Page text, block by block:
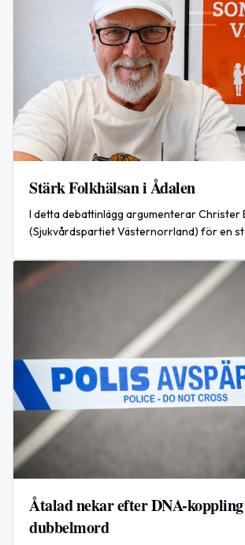
Stärk Folkhälsan i Ådalen
I detta debattinlägg argumenterar Christer
(Sjukvårdspartiet Västernorrland) för en
Åtalad nekar efter DNA-
dubbelmord